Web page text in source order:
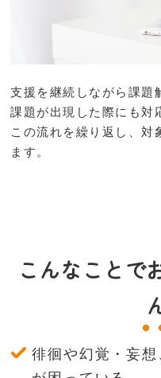
支援を継続しながら課題
課題が出現した際にも対
この流れを繰り返し、対
ます。
こんなことで
徘徊や幻覚・妄